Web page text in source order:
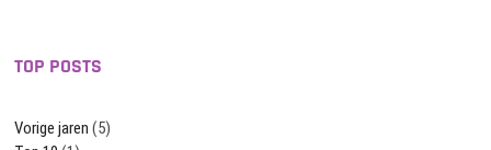
TOP POSTS
Vorige jaren (5)